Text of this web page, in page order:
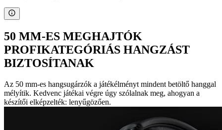
50 MM-ES MEGHAJTÓK
PROFIKATEGÓRIÁS HANGZÁST
BIZTOSÍTANAK
Az 50 mm-es hangsugárzók a játékélményt mindent betöltő hanggal
mélyítik. Kedvenc játékai végre úgy szólalnak meg, ahogyan a
készítői elképzelték: lenyűgözően.